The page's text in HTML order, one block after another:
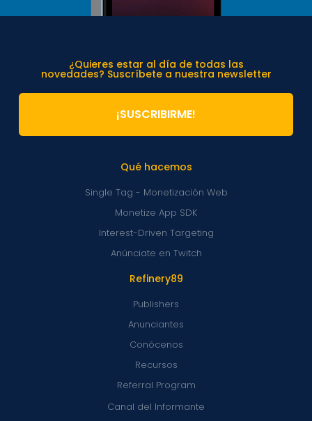
Refinery89
Publishers
Anunciantes
Conócenos
Recursos
Referral Program
Canal del Informante
Qué hacemos
Single Tag - Monetización Web
Monetize App SDK
Interest-Driven Targeting
Anúnciate en Twitch
¿Quieres estar al día de todas las
novedades? Suscríbete a nuestra newsletter
¡SUSCRIBIRME!